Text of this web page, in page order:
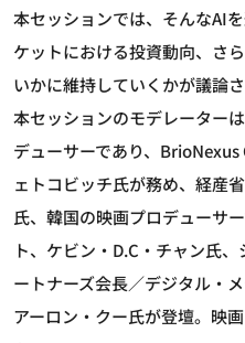
本セッションでは、そんなAI
ケットにおける投資動向、さ
いかに維持していくかが議論さ
本セッションのモデレーター
デューサーであり、
ェトコビッチ氏が務め、経産
氏、韓国の映画プロデューサ
ト、ケビン・D.C・チャン氏
ートナーズ会長／デジタル・
アーロン・クー氏が登壇。映